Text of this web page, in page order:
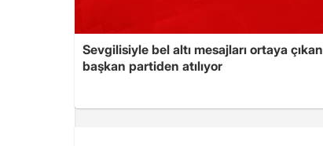
Sevgilisiyle bel altı mesajları ortaya çıkan
başkan partiden atılıyor